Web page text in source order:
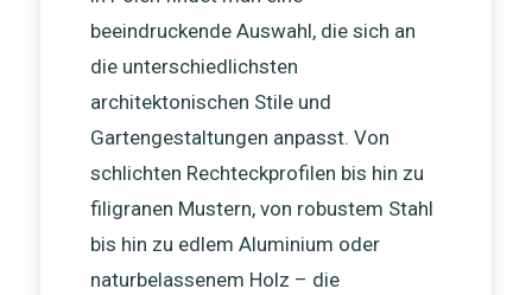
beeindruckende Auswahl, die sich an
die unterschiedlichsten
architektonischen Stile und
Gartengestaltungen anpasst. Von
schlichten Rechteckprofilen bis hin zu
filigranen Mustern, von robustem Stahl
bis hin zu edlem Aluminium oder
naturbelassenem Holz – die